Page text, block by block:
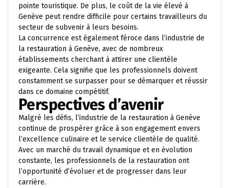
pointe touristique. De plus, le coût de la vie élevé à
Genève peut rendre difficile pour certains travailleurs du
secteur de subvenir à leurs besoins.
La concurrence est également féroce dans l’industrie de
la restauration à Genève, avec de nombreux
établissements cherchant à attirer une clientèle
exigeante. Cela signifie que les professionnels doivent
constamment se surpasser pour se démarquer et réussir
dans ce domaine compétitif.
Perspectives d’avenir
Malgré les défis, l’industrie de la restauration à Genève
continue de prospérer grâce à son engagement envers
l’excellence culinaire et le service clientèle de qualité.
Avec un marché du travail dynamique et en évolution
constante, les professionnels de la restauration ont
l’opportunité d’évoluer et de progresser dans leur
carrière.